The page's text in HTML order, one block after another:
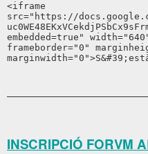
<iframe
src="https://
embedded=true"
frameborder="0"
INSCRIPCIÓ FORVM